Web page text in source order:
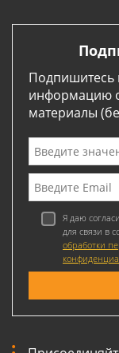
Подпишитесь
информацию
материалы
Я даю
для связи в
обработки